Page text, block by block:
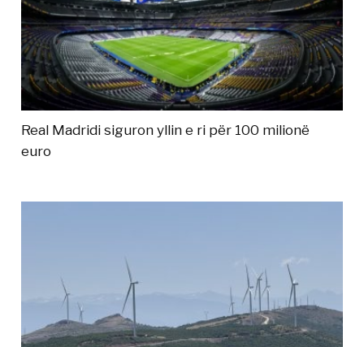
Real Madridi siguron yllin e ri për 100 milionë
euro